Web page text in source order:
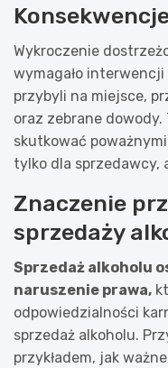
Wykroczenie
wymagało
przybyli na miejsce,
oraz zebrane
skutkować
tylko dla sprzedawcy,
Znaczenie
sprzedaży
Sprzedaż alkoholu
naruszenie prawa,
odpowiedzialności
sprzedaż alkoholu.
przykładem, jak